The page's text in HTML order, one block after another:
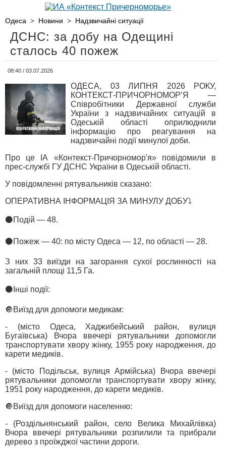
Одеса > Новини > Надзвичайні ситуації
ДСНС: за добу на Одещині
сталось 40 пожеж
08:40 / 03.07.2026
ОДЕСА, 03 ЛИПНЯ 2026 РОКУ,
КОНТЕКСТ-ПРИЧОРНОМОР’Я —
Співробітники Державної служби
України з надзвичайних ситуацій в
Одеській області оприлюднили
інформацію про реагування на
надзвичайні події минулої доби.
Про це ІА «Контекст-Причорномор'я» повідомили в
прес-службі ГУ ДСНС України в Одеській області.
У повідомленні рятувальників сказано:
ОПЕРАТИВНА ІНФОРМАЦІЯ ЗА МИНУЛУ ДОБУ⤵️
⚫️Подій — 48.
⚫️Пожеж — 40: по місту Одеса — 12, по області — 28.
З них 33 виїзди на загорання сухої рослинності на
загальній площі 11,5 Га.
⚫️Інші події:
🔘Виїзд для допомоги медикам:
- (місто Одеса, Хаджибейський район, вулиця
Бугаївська) Вчора ввечері рятувальники допомогли
транспортувати хвору жінку, 1955 року народження, до
карети медиків.
- (місто Подільськ, вулиця Армійська) Вчора ввечері
рятувальники допомогли транспортувати хвору жінку,
1951 року народження, до карети медиків.
🔘Виїзд для допомоги населенню:
- (Роздільнянський район, село Велика Михайлівка)
Вчора ввечері рятувальники розпилили та прибрали
дерево з проїжджої частини дороги.